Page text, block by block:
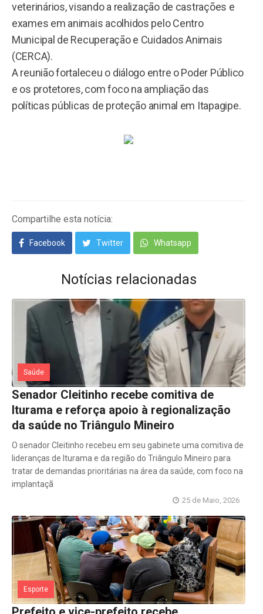
veterinários, visando a realização de castrações e
exames em animais acolhidos pelo Centro
Municipal de Recuperação e Cuidados Animais
(CERCA).
A reunião fortaleceu o diálogo entre o Poder Público
e os protetores, com foco na ampliação das
políticas públicas de proteção animal em Itapagipe.
Compartilhe esta notícia:
Facebook Twitter Whatsapp
Notícias relacionadas
Saúde
Senador Cleitinho recebe comitiva de
Iturama e reforça apoio à regionalização
da saúde no Triângulo Mineiro
O senador Cleitinho recebeu em seu gabinete uma comitiva de
lideranças de Iturama e da região do Triângulo Mineiro para
tratar de demandas prioritárias na área da saúde, com foco na
implantaçã
25 de Maio, 2026
Esporte